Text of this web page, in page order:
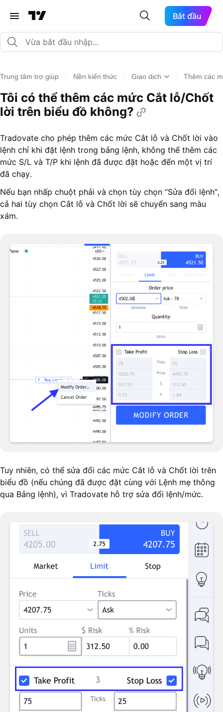
Bắt đầu
Trung tâm trợ giúp Nền kiến thức Giao dịch Thêm các
Tôi có thể thêm các mức Cắt lỗ/Chốt
lời trên biểu đồ không?
Tradovate cho phép thêm các mức Cắt lỗ và Chốt lời vào
lệnh chỉ khi đặt lệnh trong bảng lệnh, không thể thêm các
mức S/L và T/P khi lệnh đã được đặt hoặc đến một vị trí
đã chạy.
Nếu bạn nhấp chuột phải và chọn tùy chọn “Sửa đổi lệnh”,
cả hai tùy chọn Cắt lỗ và Chốt lời sẽ chuyển sang màu
xám.
Tuy nhiên, có thể sửa đổi các mức Cắt lỗ và Chốt lời trên
biểu đồ (nếu chúng đã được đặt cùng với Lệnh mẹ thông
qua Bảng lệnh), vì Tradovate hỗ trợ sửa đổi lệnh/mức.